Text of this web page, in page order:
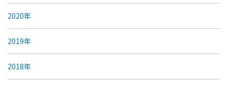
2020年
2019年
2018年